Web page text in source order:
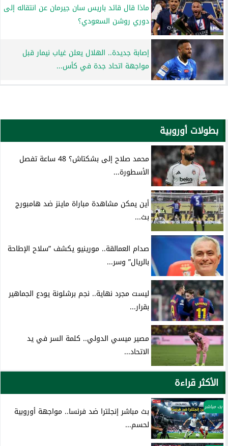
ماذا قال قائد باريس سان جيرمان عن انتقاله إلى
دوري روشن السعودي؟
إصابة جديدة.. الهلال يعلن غياب نيمار قبل
مواجهة اتحاد جدة في كأس...
بطولات أوروبية
محمد صلاح إلى بشكتاش؟ 48 ساعة تفصل
الأسطورة...
أين يمكن مشاهدة مباراة ماينز ضد هامبورج
بث...
صدام العمالقة.. مورينيو يكشف ”سلاح الإطاحة
بالريال” وسر...
ليست مجرد نهاية.. نجم برشلونة يودع الجماهير
بقرار...
مصير ميسي الدولي.. كلمة السر في يد
الاتحاد...
الأكثر قراءة
بث مباشر
بث مباشر إنجلترا ضد فرنسا.. مواجهة أوروبية
لحسم...